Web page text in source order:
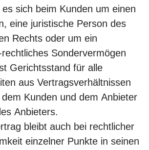
es sich beim Kunden um einen
eine juristische Person des
Rechts oder um ein
Sondervermögen
Gerichtsstand für alle
aus Vertragsverhältnissen
Kunden und dem Anbieter
Anbieters.
bleibt auch bei rechtlicher
einzelner Punkte in seinen